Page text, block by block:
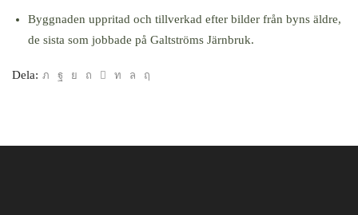
Byggnaden uppritad och tillverkad efter bilder från byns äldre,
de sista som jobbade på Galtströms Järnbruk.
Dela: